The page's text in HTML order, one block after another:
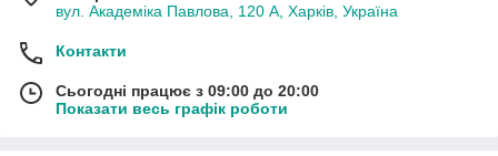
вул. Академіка Павлова, 120 А, Харків, Україна
Контакти
Сьогодні працює з 09:00 до 20:00
Показати весь графік роботи